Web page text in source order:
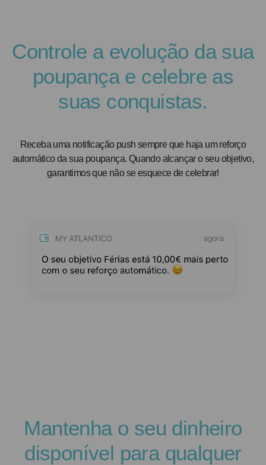
Controle a evolução da sua
poupança e celebre as
suas conquistas.
Receba uma notificação push sempre que haja um reforço
automático da sua poupança. Quando alcançar o seu objetivo,
garantimos que não se esquece de celebrar!
Mantenha o seu dinheiro
disponível para qualquer